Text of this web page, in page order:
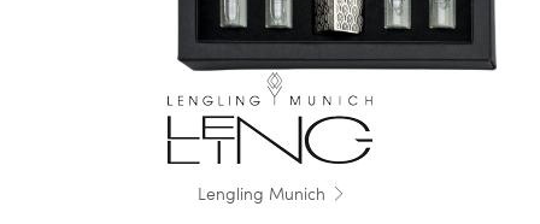
Lengling Munich